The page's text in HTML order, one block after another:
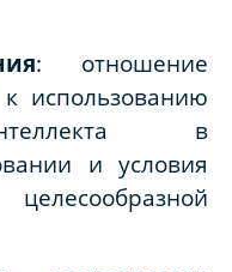
: отношение
использованию
в
и условия